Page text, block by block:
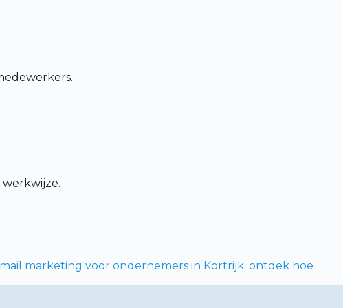
marketing voor ondernemers in Kortrijk: ontdek hoe